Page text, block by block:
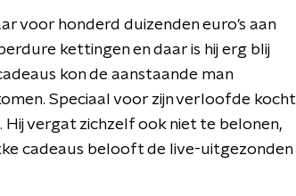
voor honderd duizenden euro's aan
kettingen en daar is hij erg blij
kon de aanstaande man
Speciaal voor zijn verloofde kocht
vergat zichzelf ook niet te belonen,
cadeaus belooft de live-uitgezonden